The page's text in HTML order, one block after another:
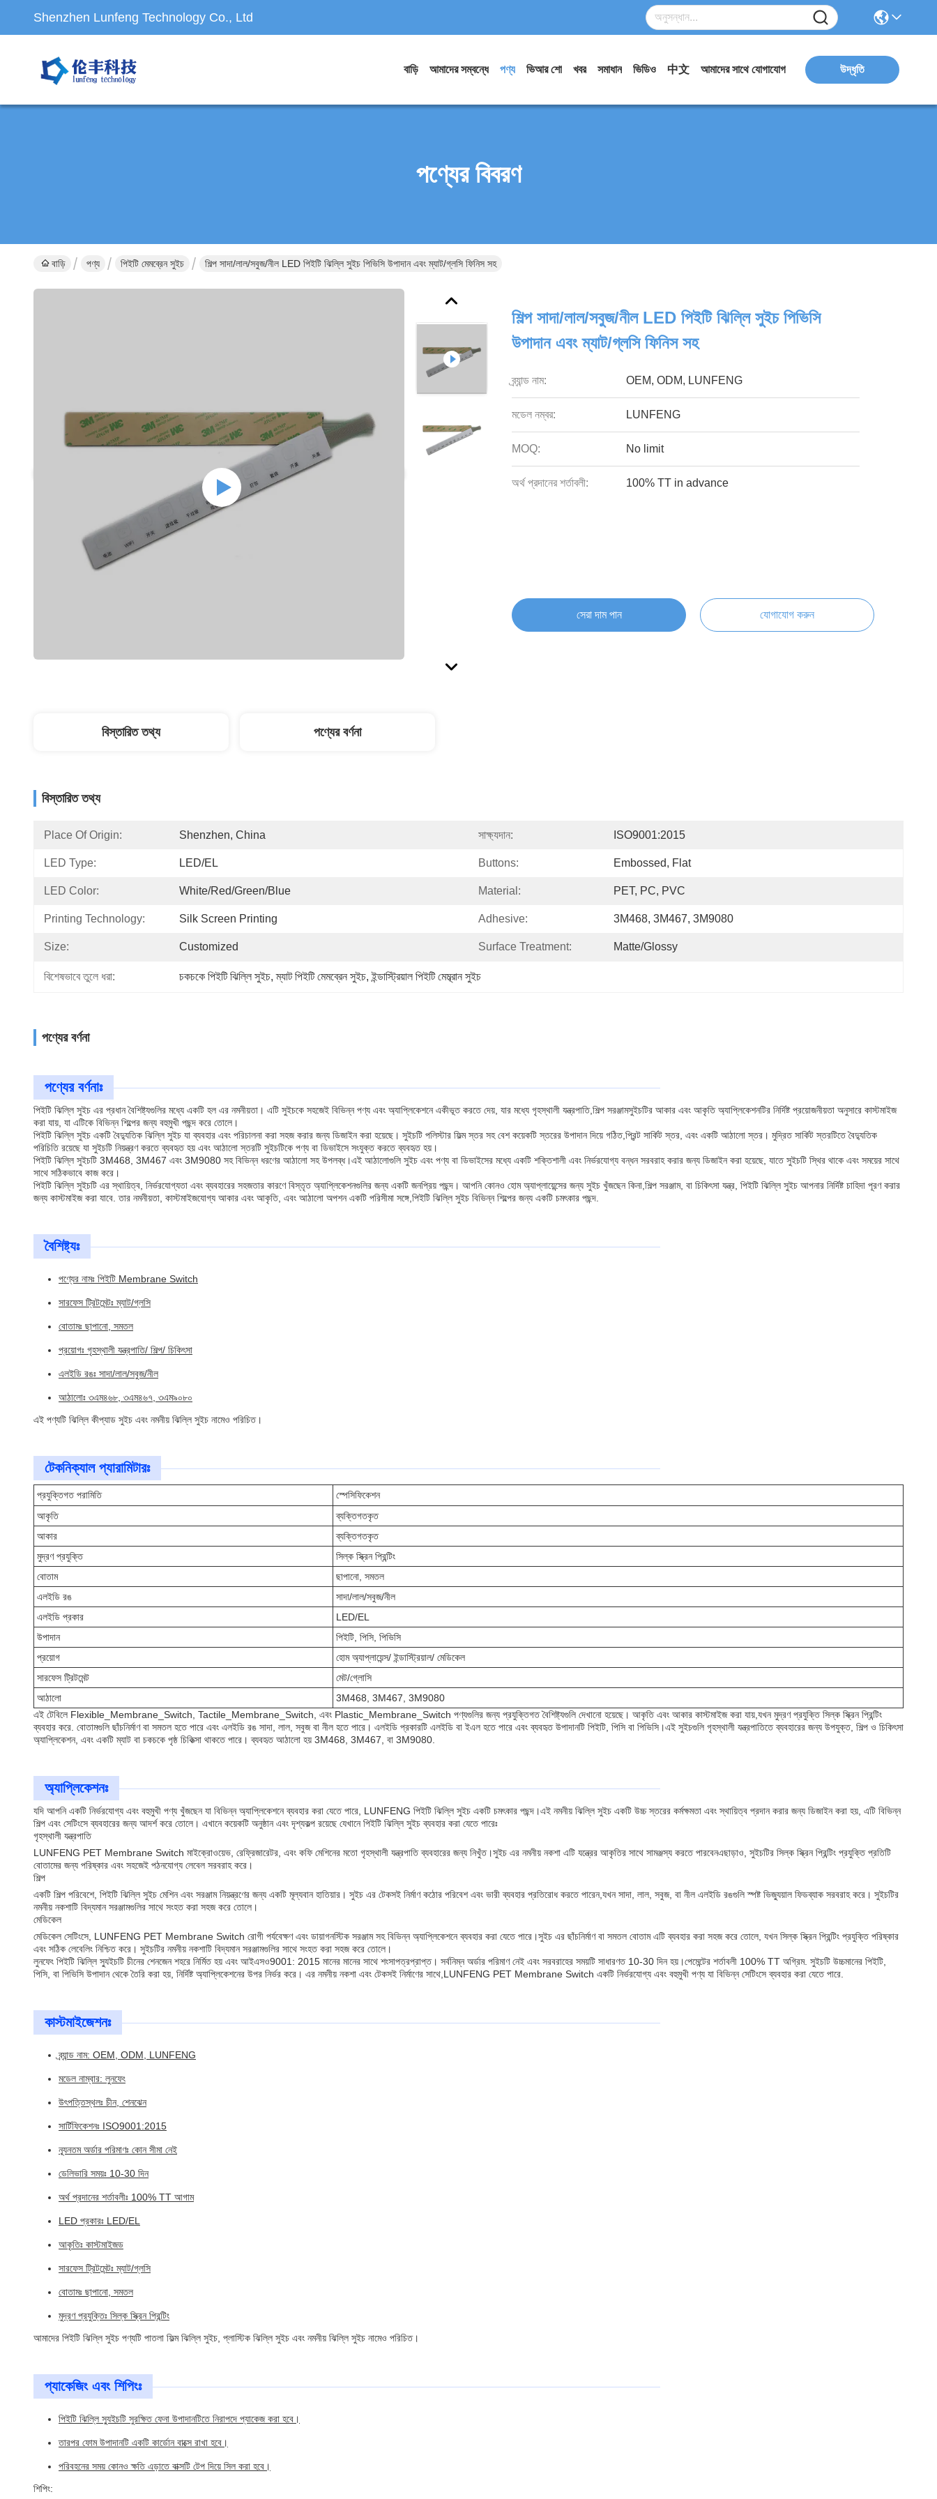
Shenzhen Lunfeng Technology Co., Ltd
বাড়ি আমাদের সম্বন্ধে পণ্য ভিআর শো খবর সমাধান ভিডিও 中文 আমাদের সাথে যোগাযোগ উদ্ধৃতি
পণ্যের বিবরণ
বাড়ি পণ্য পিইটি মেমব্রেন সুইচ শিল্প সাদা/লাল/সবুজ/নীল LED পিইটি ঝিল্লি সুইচ পিভিসি উপাদান এবং ম্যাট/গ্লসি ফিনিস সহ
শিল্প সাদা/লাল/সবুজ/নীল LED পিইটি ঝিল্লি সুইচ পিভিসি
উপাদান এবং ম্যাট/গ্লসি ফিনিস সহ
ব্র্যান্ড নাম: OEM, ODM, LUNFENG
মডেল নম্বর: LUNFENG
MOQ: No limit
অর্থ প্রদানের শর্তাবলী: 100% TT in advance
সেরা দাম পান যোগাযোগ করুন
বিস্তারিত তথ্য পণ্যের বর্ণনা
বিস্তারিত তথ্য
Place Of Origin: Shenzhen, China সাক্ষ্যদান: ISO9001:2015
LED Type: LED/EL Buttons: Embossed, Flat
LED Color: White/Red/Green/Blue Material: PET, PC, PVC
Printing Technology: Silk Screen Printing Adhesive: 3M468, 3M467, 3M9080
Size: Customized Surface Treatment: Matte/Glossy
বিশেষভাবে তুলে ধরা: চকচকে পিইটি ঝিল্লি সুইচ, ম্যাট পিইটি মেমব্রেন সুইচ, ইন্ডাস্ট্রিয়াল পিইটি মেম্ব্রান সুইচ
পণ্যের বর্ণনা
পণ্যের বর্ণনাঃ
পিইটি ঝিল্লি সুইচ এর প্রধান বৈশিষ্ট্যগুলির মধ্যে একটি হল এর নমনীয়তা। এটি সুইচকে সহজেই বিভিন্ন পণ্য এবং অ্যাপ্লিকেশনে একীভূত করতে দেয়, যার মধ্যে গৃহস্থালী যন্ত্রপাতি,শিল্প সরঞ্জামসুইচটির আকার এবং আকৃতি অ্যাপ্লিকেশনটির নির্দিষ্ট প্রয়োজনীয়তা অনুসারে কাস্টমাইজ
করা যায়, যা এটিকে বিভিন্ন শিল্পের জন্য বহুমুখী পছন্দ করে তোলে।
পিইটি ঝিল্লি সুইচ একটি বৈদ্যুতিক ঝিল্লি সুইচ যা ব্যবহার এবং পরিচালনা করা সহজ করার জন্য ডিজাইন করা হয়েছে। সুইচটি পলিস্টার ফিল্ম স্তর সহ বেশ কয়েকটি স্তরের উপাদান দিয়ে গঠিত,প্রিন্ট সার্কিট স্তর, এবং একটি আঠালো স্তর। মুদ্রিত সার্কিট স্তরটিতে বৈদ্যুতিক
পরিচিতি রয়েছে যা সুইচটি নিয়ন্ত্রণ করতে ব্যবহৃত হয় এবং আঠালো স্তরটি সুইচটিকে পণ্য বা ডিভাইসে সংযুক্ত করতে ব্যবহৃত হয়।
পিইটি ঝিল্লি সুইচটি 3M468, 3M467 এবং 3M9080 সহ বিভিন্ন ধরণের আঠালো সহ উপলব্ধ।এই আঠালোগুলি সুইচ এবং পণ্য বা ডিভাইসের মধ্যে একটি শক্তিশালী এবং নির্ভরযোগ্য বন্ধন সরবরাহ করার জন্য ডিজাইন করা হয়েছে, যাতে সুইচটি স্থির থাকে এবং সময়ের সাথে
সাথে সঠিকভাবে কাজ করে।
পিইটি ঝিল্লি সুইচটি এর স্থায়িত্ব, নির্ভরযোগ্যতা এবং ব্যবহারের সহজতার কারণে বিস্তৃত অ্যাপ্লিকেশনগুলির জন্য একটি জনপ্রিয় পছন্দ। আপনি কোনও হোম অ্যাপ্লায়েন্সের জন্য সুইচ খুঁজছেন কিনা,শিল্প সরঞ্জাম, বা চিকিৎসা যন্ত্র, পিইটি ঝিল্লি সুইচ আপনার নির্দিষ্ট চাহিদা পূরণ করার
জন্য কাস্টমাইজ করা যাবে. তার নমনীয়তা, কাস্টমাইজযোগ্য আকার এবং আকৃতি, এবং আঠালো অপশন একটি পরিসীমা সঙ্গে,পিইটি ঝিল্লি সুইচ বিভিন্ন শিল্পের জন্য একটি চমৎকার পছন্দ.
বৈশিষ্ট্যঃ
পণ্যের নামঃ পিইটি Membrane Switch
সারফেস ট্রিটমেন্টঃ ম্যাট/গ্লসি
বোতামঃ ছাপানো, সমতল
প্রয়োগঃ গৃহস্থালী যন্ত্রপাতি/ শিল্প/ চিকিৎসা
এলইডি রঙঃ সাদা/লাল/সবুজ/নীল
আঠালোঃ ৩এম৪৬৮, ৩এম৪৬৭, ৩এম৯০৮০
এই পণ্যটি ঝিল্লি কীপ্যাড সুইচ এবং নমনীয় ঝিল্লি সুইচ নামেও পরিচিত।
টেকনিক্যাল প্যারামিটারঃ
প্রযুক্তিগত পরামিতি
স্পেসিফিকেশন
আকৃতি
ব্যক্তিগতকৃত
আকার
ব্যক্তিগতকৃত
মুদ্রণ প্রযুক্তি
সিল্ক স্ক্রিন প্রিন্টিং
বোতাম
ছাপানো, সমতল
এলইডি রঙ
সাদা/লাল/সবুজ/নীল
এলইডি প্রকার
LED/EL
উপাদান
পিইটি, পিসি, পিভিসি
প্রয়োগ
হোম অ্যাপ্লায়েন্স/ ইন্ডাস্ট্রিয়াল/ মেডিকেল
সারফেস ট্রিটমেন্ট
মেট/গ্লোসি
আঠালো
3M468, 3M467, 3M9080
এই টেবিলে Flexible_Membrane_Switch, Tactile_Membrane_Switch, এবং Plastic_Membrane_Switch পণ্যগুলির জন্য প্রযুক্তিগত বৈশিষ্ট্যগুলি দেখানো হয়েছে। আকৃতি এবং আকার কাস্টমাইজ করা যায়,যখন মুদ্রণ প্রযুক্তি সিল্ক স্ক্রিন প্রিন্টিং
ব্যবহার করে. বোতামগুলি ছাঁচনির্মাণ বা সমতল হতে পারে এবং এলইডি রঙ সাদা, লাল, সবুজ বা নীল হতে পারে। এলইডি প্রকারটি এলইডি বা ইএল হতে পারে এবং ব্যবহৃত উপাদানটি পিইটি, পিসি বা পিভিসি।এই সুইচগুলি গৃহস্থালী যন্ত্রপাতিতে ব্যবহারের জন্য উপযুক্ত, শিল্প ও চিকিৎসা
অ্যাপ্লিকেশন, এবং একটি ম্যাট বা চকচকে পৃষ্ঠ চিকিত্সা থাকতে পারে। ব্যবহৃত আঠালো হয় 3M468, 3M467, বা 3M9080.
অ্যাপ্লিকেশনঃ
যদি আপনি একটি নির্ভরযোগ্য এবং বহুমুখী পণ্য খুঁজছেন যা বিভিন্ন অ্যাপ্লিকেশনে ব্যবহার করা যেতে পারে, LUNFENG পিইটি ঝিল্লি সুইচ একটি চমৎকার পছন্দ।এই নমনীয় ঝিল্লি সুইচ একটি উচ্চ স্তরের কর্মক্ষমতা এবং স্থায়িত্ব প্রদান করার জন্য ডিজাইন করা হয়, এটি বিভিন্ন
শিল্প এবং সেটিংসে ব্যবহারের জন্য আদর্শ করে তোলে। এখানে কয়েকটি অনুষ্ঠান এবং দৃশ্যকল্প রয়েছে যেখানে পিইটি ঝিল্লি সুইচ ব্যবহার করা যেতে পারেঃ
গৃহস্থালী যন্ত্রপাতি
LUNFENG PET Membrane Switch মাইক্রোওয়েভ, রেফ্রিজারেটর, এবং কফি মেশিনের মতো গৃহস্থালী যন্ত্রপাতি ব্যবহারের জন্য নিখুঁত।সুইচ এর নমনীয় নকশা এটি যন্ত্রের আকৃতির সাথে সামঞ্জস্য করতে পারবেনএছাড়াও, সুইচটির সিল্ক স্ক্রিন প্রিন্টিং প্রযুক্তি প্রতিটি
বোতামের জন্য পরিষ্কার এবং সহজেই পঠনযোগ্য লেবেল সরবরাহ করে।
শিল্প
একটি শিল্প পরিবেশে, পিইটি ঝিল্লি সুইচ মেশিন এবং সরঞ্জাম নিয়ন্ত্রণের জন্য একটি মূল্যবান হাতিয়ার। সুইচ এর টেকসই নির্মাণ কঠোর পরিবেশ এবং ভারী ব্যবহার প্রতিরোধ করতে পারেন,যখন সাদা, লাল, সবুজ, বা নীল এলইডি রঙগুলি স্পষ্ট ভিজ্যুয়াল ফিডব্যাক সরবরাহ করে। সুইচটির
নমনীয় নকশাটি বিদ্যমান সরঞ্জামগুলির সাথে সংহত করা সহজ করে তোলে।
মেডিকেল
মেডিকেল সেটিংসে, LUNFENG PET Membrane Switch রোগী পর্যবেক্ষণ এবং ডায়াগনস্টিক সরঞ্জাম সহ বিভিন্ন অ্যাপ্লিকেশনে ব্যবহার করা যেতে পারে।সুইচ এর ছাঁচনির্মাণ বা সমতল বোতাম এটি ব্যবহার করা সহজ করে তোলে, যখন সিল্ক স্ক্রিন প্রিন্টিং প্রযুক্তি পরিষ্কার
এবং সঠিক লেবেলিং নিশ্চিত করে। সুইচটির নমনীয় নকশাটি বিদ্যমান সরঞ্জামগুলির সাথে সংহত করা সহজ করে তোলে।
লুনফেং পিইটি ঝিল্লি স্যুইচটি চীনের শেনজেন শহরে নির্মিত হয় এবং আইএসও9001: 2015 মানের মানের সাথে শংসাপত্রপ্রাপ্ত। সর্বনিম্ন অর্ডার পরিমাণ নেই এবং সরবরাহের সময়টি সাধারণত 10-30 দিন হয়।পেমেন্টের শর্তাবলী 100% TT অগ্রিম. সুইচটি উচ্চমানের পিইটি,
পিসি, বা পিভিসি উপাদান থেকে তৈরি করা হয়, নির্দিষ্ট অ্যাপ্লিকেশনের উপর নির্ভর করে। এর নমনীয় নকশা এবং টেকসই নির্মাণের সাথে,LUNFENG PET Membrane Switch একটি নির্ভরযোগ্য এবং বহুমুখী পণ্য যা বিভিন্ন সেটিংসে ব্যবহার করা যেতে পারে.
কাস্টমাইজেশনঃ
ব্র্যান্ড নাম: OEM, ODM, LUNFENG
মডেল নাম্বার: লুনফেং
উৎপত্তিস্থলঃ চীন, শেনঝেন
সার্টিফিকেশনঃ ISO9001:2015
ন্যূনতম অর্ডার পরিমাণঃ কোন সীমা নেই
ডেলিভারি সময়ঃ 10-30 দিন
অর্থ প্রদানের শর্তাবলীঃ 100% TT আগাম
LED প্রকারঃ LED/EL
আকৃতিঃ কাস্টমাইজড
সারফেস ট্রিটমেন্টঃ ম্যাট/গ্লসি
বোতামঃ ছাপানো, সমতল
মুদ্রণ প্রযুক্তিঃ সিল্ক স্ক্রিন প্রিন্টিং
আমাদের পিইটি ঝিল্লি সুইচ পণ্যটি পাতলা ফিল্ম ঝিল্লি সুইচ, প্লাস্টিক ঝিল্লি সুইচ এবং নমনীয় ঝিল্লি সুইচ নামেও পরিচিত।
প্যাকেজিং এবং শিপিংঃ
পিইটি ঝিল্লি স্যুইচটি সুরক্ষিত ফেনা উপাদানটিতে নিরাপদে প্যাকেজ করা হবে।
তারপর ফোম উপাদানটি একটি কার্ডোন বাক্সে রাখা হবে।
পরিবহনের সময় কোনও ক্ষতি এড়াতে বাক্সটি টেপ দিয়ে সিল করা হবে।
শিপিং: